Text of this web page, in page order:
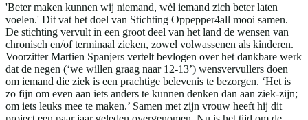
'Beter maken kunnen wij niemand, wèl iemand zich beter laten
voelen.' Dit vat het doel van Stichting Oppepper4all mooi samen.
De stichting vervult in een groot deel van het land de wensen van
chronisch en/of terminaal zieken, zowel volwassenen als kinderen.
Voorzitter Martien Spanjers vertelt bevlogen over het dankbare werk
dat de negen (‘we willen graag naar 12-13’) wensvervullers doen
om iemand die ziek is een prachtige belevenis te bezorgen. ‘Het is
zo fijn om even aan iets anders te kunnen denken dan aan ziek-zijn;
om iets leuks mee te maken.’ Samen met zijn vrouw heeft hij dit